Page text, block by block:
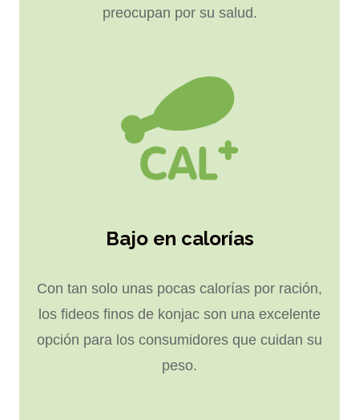
preocupan por su salud.
Bajo en calorías
Con tan solo unas pocas calorías por ración,
los fideos finos de konjac son una excelente
opción para los consumidores que cuidan su
peso.